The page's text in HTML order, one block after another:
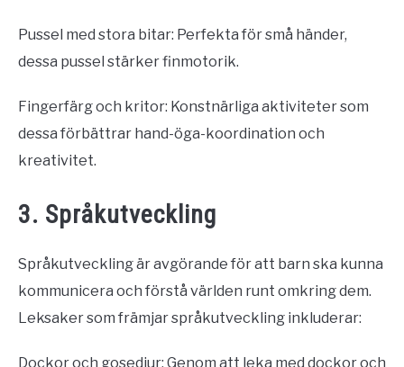
Pussel med stora bitar: Perfekta för små händer,
dessa pussel stärker finmotorik.
Fingerfärg och kritor: Konstnärliga aktiviteter som
dessa förbättrar hand-öga-koordination och
kreativitet.
3. Språkutveckling
Språkutveckling är avgörande för att barn ska kunna
kommunicera och förstå världen runt omkring dem.
Leksaker som främjar språkutveckling inkluderar:
Dockor och gosedjur: Genom att leka med dockor och